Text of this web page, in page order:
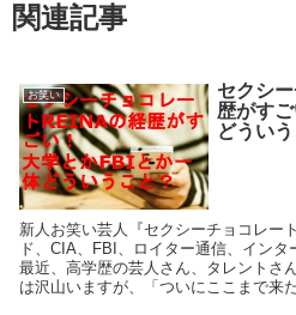
関連記事
お笑い
セクシ
歴がす
どうい
新人お笑い芸人『セクシーチョコレー
ド、CIA、FBI、ロイター通信、イン
最近、高学歴の芸人さん、タレントさ
は沢山いますが、「ついにここまで来